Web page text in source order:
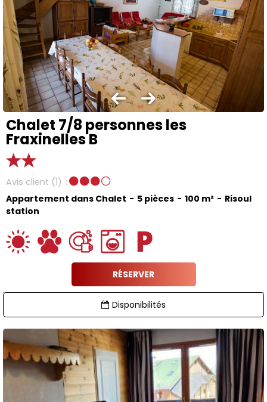
Chalet 7/8 personnes les
Fraxinelles B
Avis client (1)
Appartement dans Chalet
5 pièces 100 m²
Risoul
station
RÉSERVER
Disponibilités